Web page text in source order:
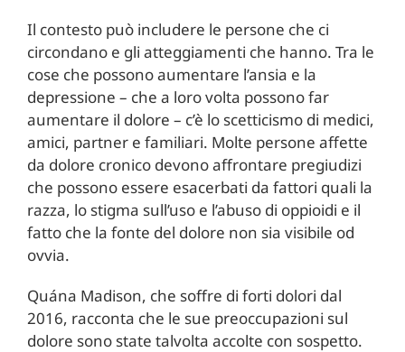
Il contesto può includere le persone che ci
circondano e gli atteggiamenti che hanno. Tra le
cose che possono aumentare l’ansia e la
depressione – che a loro volta possono far
aumentare il dolore – c’è lo scetticismo di medici,
amici, partner e familiari. Molte persone affette
da dolore cronico devono affrontare pregiudizi
che possono essere esacerbati da fattori quali la
razza, lo stigma sull’uso e l’abuso di oppioidi e il
fatto che la fonte del dolore non sia visibile od
ovvia.
Quána Madison, che soffre di forti dolori dal
2016, racconta che le sue preoccupazioni sul
dolore sono state talvolta accolte con sospetto.